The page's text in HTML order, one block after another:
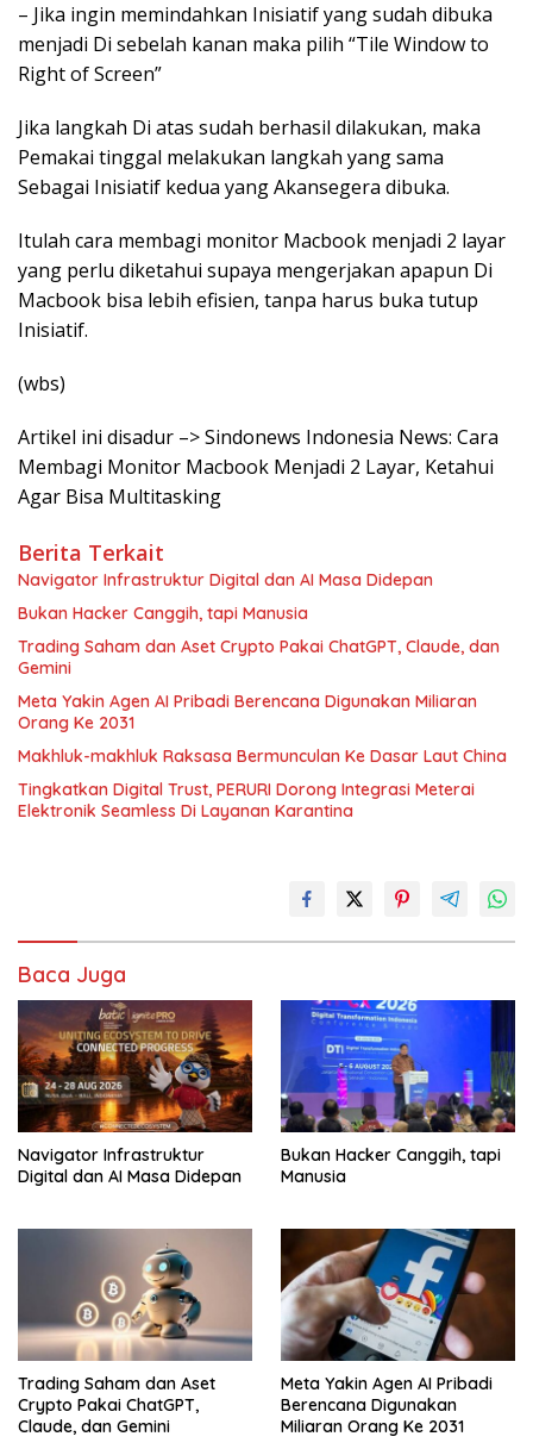
– Jika ingin memindahkan Inisiatif yang sudah dibuka
menjadi Di sebelah kanan maka pilih “Tile Window to
Right of Screen”
Jika langkah Di atas sudah berhasil dilakukan, maka
Pemakai tinggal melakukan langkah yang sama
Sebagai Inisiatif kedua yang Akansegera dibuka.
Itulah cara membagi monitor Macbook menjadi 2 layar
yang perlu diketahui supaya mengerjakan apapun Di
Macbook bisa lebih efisien, tanpa harus buka tutup
Inisiatif.
(wbs)
Artikel ini disadur –> Sindonews Indonesia News: Cara
Membagi Monitor Macbook Menjadi 2 Layar, Ketahui
Agar Bisa Multitasking
Berita Terkait
Navigator Infrastruktur Digital dan AI Masa Didepan
Bukan Hacker Canggih, tapi Manusia
Trading Saham dan Aset Crypto Pakai ChatGPT, Claude, dan
Gemini
Meta Yakin Agen AI Pribadi Berencana Digunakan Miliaran
Orang Ke 2031
Makhluk-makhluk Raksasa Bermunculan Ke Dasar Laut China
Tingkatkan Digital Trust, PERURI Dorong Integrasi Meterai
Elektronik Seamless Di Layanan Karantina
Baca Juga
Navigator Infrastruktur
Digital dan AI Masa Didepan
Bukan Hacker Canggih, tapi
Manusia
Trading Saham dan Aset
Crypto Pakai ChatGPT,
Claude, dan Gemini
Meta Yakin Agen AI Pribadi
Berencana Digunakan
Miliaran Orang Ke 2031